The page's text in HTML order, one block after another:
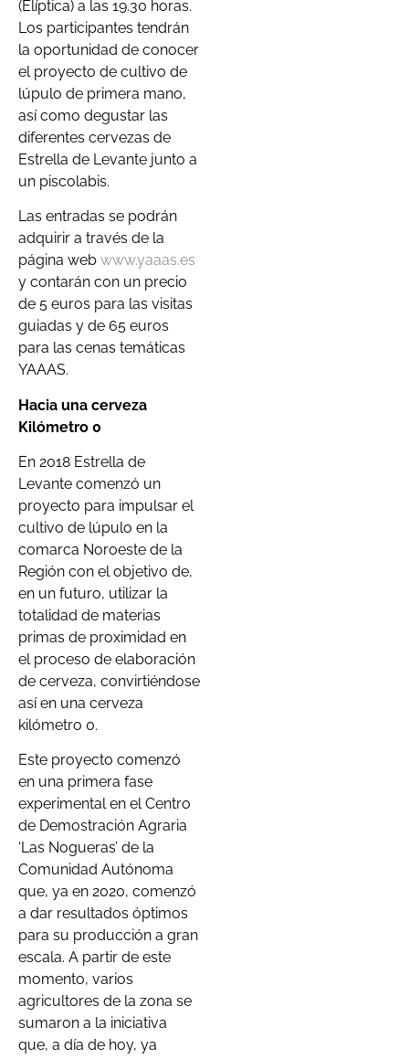
(Elíptica) a las 19.30 horas.
Los participantes tendrán
la oportunidad de conocer
el proyecto de cultivo de
lúpulo de primera mano,
así como degustar las
diferentes cervezas de
Estrella de Levante junto a
un piscolabis.
Las entradas se podrán
adquirir a través de la
página web www.yaaas.es
y contarán con un precio
de 5 euros para las visitas
guiadas y de 65 euros
para las cenas temáticas
YAAAS.
Hacia una cerveza
Kilómetro 0
En 2018 Estrella de
Levante comenzó un
proyecto para impulsar el
cultivo de lúpulo en la
comarca Noroeste de la
Región con el objetivo de,
en un futuro, utilizar la
totalidad de materias
primas de proximidad en
el proceso de elaboración
de cerveza, convirtiéndose
así en una cerveza
kilómetro 0.
Este proyecto comenzó
en una primera fase
experimental en el Centro
de Demostración Agraria
‘Las Nogueras’ de la
Comunidad Autónoma
que, ya en 2020, comenzó
a dar resultados óptimos
para su producción a gran
escala. A partir de este
momento, varios
agricultores de la zona se
sumaron a la iniciativa
que, a día de hoy, ya